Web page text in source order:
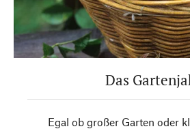
Das
Egal ob großer Garten oder